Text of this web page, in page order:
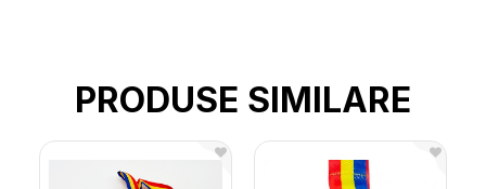
PRODUSE SIMILARE